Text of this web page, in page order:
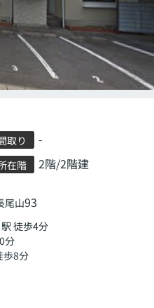
取り -
在階 2階/2階建
尾山93
駅 徒歩4分
分
歩8分